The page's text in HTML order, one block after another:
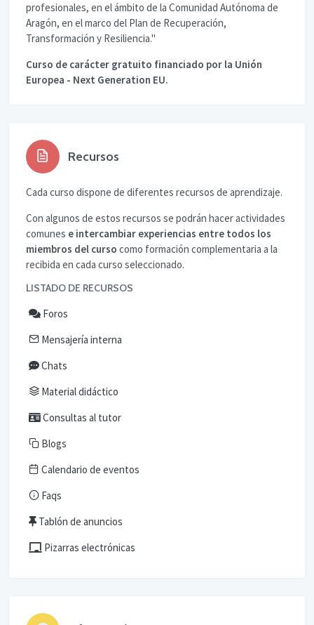
profesionales, en el ámbito de la Comunidad Autónoma de
Aragón, en el marco del Plan de Recuperación,
Transformación y Resiliencia."
Curso de carácter gratuito financiado por la Unión
Europea - Next Generation EU.
Recursos
Cada curso dispone de diferentes recursos de aprendizaje.
Con algunos de estos recursos se podrán hacer actividades
comunes e intercambiar experiencias entre todos los
miembros del curso como formación complementaria a la
recibida en cada curso seleccionado.
LISTADO DE RECURSOS
Foros
Mensajería interna
Chats
Material didáctico
Consultas al tutor
Blogs
Calendario de eventos
Faqs
Tablón de anuncios
Pizarras electrónicas